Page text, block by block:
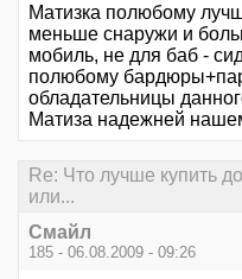
Матизка полюбому
меньше снаружи и
мобиль, не для баб -
полюбому
обладательницы
Матиза надежней
Re: Что лучше купить
или...
Смайл
185 - 06.08.2009 - 09:26